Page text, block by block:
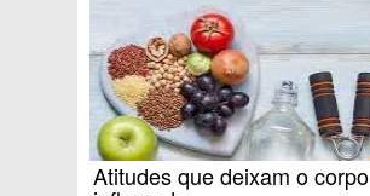
Atitudes que deixam o corpo